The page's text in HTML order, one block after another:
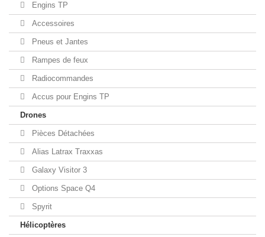
Engins TP
Accessoires
Pneus et Jantes
Rampes de feux
Radiocommandes
Accus pour Engins TP
Drones
Pièces Détachées
Alias Latrax Traxxas
Galaxy Visitor 3
Options Space Q4
Spyrit
Hélicoptères